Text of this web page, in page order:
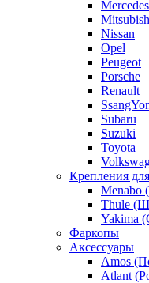
Mercedes
Nissan
Opel
Peugeot
Porsche
Renault
Subaru
Suzuki
Toyota
Крепления
Menabo
Thule
Yakima
Фаркопы
Аксессуары
Amos
Atlant